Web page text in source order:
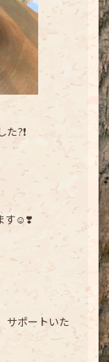
?❗️
す☺️❣️
サポートいた